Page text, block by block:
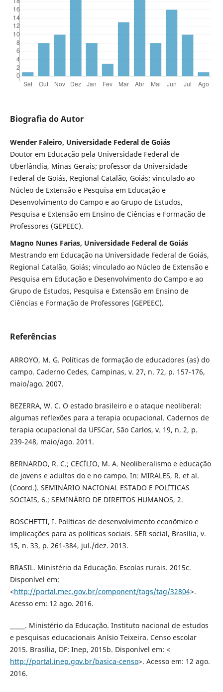
Biografia do Autor
Wender Faleiro, Universidade Federal de Goiás
Doutor em Educação pela Universidade Federal de
Uberlândia, Minas Gerais; professor da Universidade
Federal de Goiás, Regional Catalão, Goiás; vinculado ao
Núcleo de Extensão e Pesquisa em Educação e
Desenvolvimento do Campo e ao Grupo de Estudos,
Pesquisa e Extensão em Ensino de Ciências e Formação de
Professores (GEPEEC).
Magno Nunes Farias, Universidade Federal de Goiás
Mestrando em Educação na Universidade Federal de Goiás,
Regional Catalão, Goiás; vinculado ao Núcleo de Extensão e
Pesquisa em Educação e Desenvolvimento do Campo e ao
Grupo de Estudos, Pesquisa e Extensão em Ensino de
Ciências e Formação de Professores (GEPEEC).
Referências
ARROYO, M. G. Políticas de formação de educadores (as) do
campo. Caderno Cedes, Campinas, v. 27, n. 72, p. 157-176,
maio/ago. 2007.
BEZERRA, W. C. O estado brasileiro e o ataque neoliberal:
algumas reflexões para a terapia ocupacional. Cadernos de
terapia ocupacional da UFSCar, São Carlos, v. 19, n. 2, p.
239-248, maio/ago. 2011.
BERNARDO, R. C.; CECÍLIO, M. A. Neoliberalismo e educação
de jovens e adultos do e no campo. In: MIRALES, R. et al.
(Coord.). SEMINÁRIO NACIONAL ESTADO E POLÍTICAS
SOCIAIS, 6.; SEMINÁRIO DE DIREITOS HUMANOS, 2.
BOSCHETTI, I. Políticas de desenvolvimento econômico e
implicações para as políticas sociais. SER social, Brasília, v.
15, n. 33, p. 261-384, jul./dez. 2013.
BRASIL. Ministério da Educação. Escolas rurais. 2015c.
Disponível em:
<http://portal.mec.gov.br/component/tags/tag/32804>.
Acesso em: 12 ago. 2016.
_____. Ministério da Educação. Instituto nacional de estudos
e pesquisas educacionais Anísio Teixeira. Censo escolar
2015. Brasília, DF: Inep, 2015b. Disponível em: <
http://portal.inep.gov.br/basica-censo>. Acesso em: 12 ago.
2016.